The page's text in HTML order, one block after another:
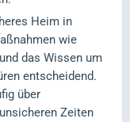
Heim in
wie
das Wissen um
entscheidend.
über
Zeiten